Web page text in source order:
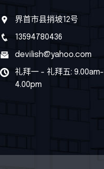
界首市县捎坡12号
13594780436
devilish@yahoo.com
礼拜一 - 礼拜五: 9.00am-
4.00pm